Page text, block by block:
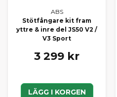
ABS
Stötfångare kit fram
yttre & inre del JS50 V2 /
V3 Sport
3 299 kr
LÄGG I KORGEN